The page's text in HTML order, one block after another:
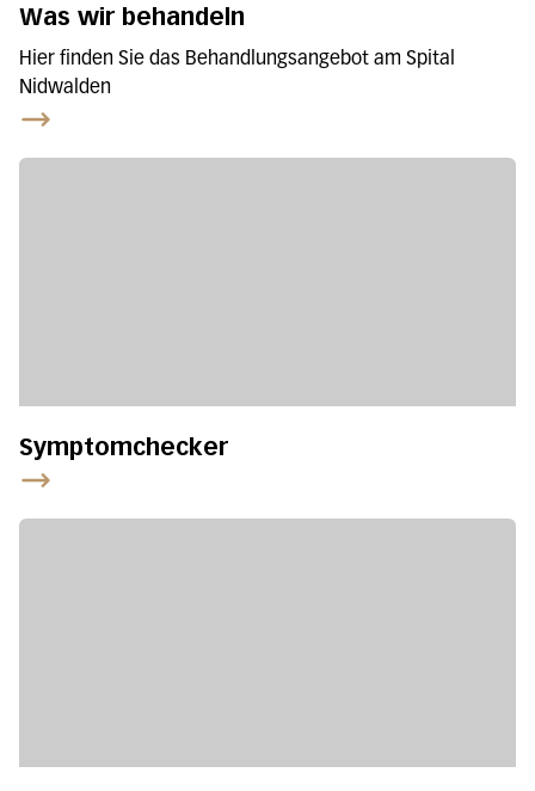
Was wir behandeln
Hier finden Sie das Behandlungsangebot am Spital
Nidwalden
Symptomchecker